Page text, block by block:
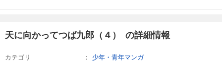
天に向かってつば九郎（４） の詳細情報
カテゴリ
少年・青年マンガ